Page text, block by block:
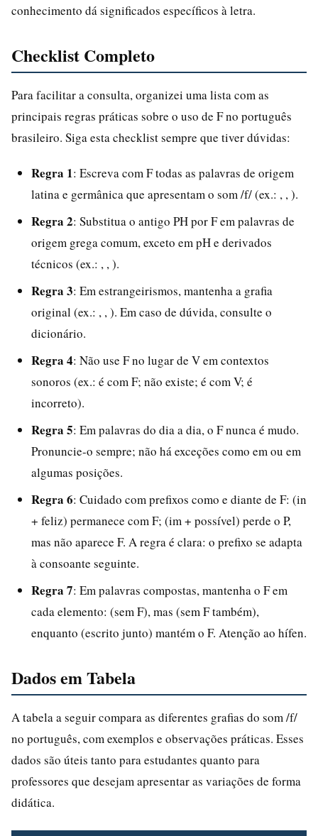
conhecimento dá significados específicos à letra.
Checklist Completo
Para facilitar a consulta, organizei uma lista com as
principais regras práticas sobre o uso de F no português
brasileiro. Siga esta checklist sempre que tiver dúvidas:
Regra 1: Escreva com F todas as palavras de origem
latina e germânica que apresentam o som /f/ (ex.: , , ).
Regra 2: Substitua o antigo PH por F em palavras de
origem grega comum, exceto em pH e derivados
técnicos (ex.: , , ).
Regra 3: Em estrangeirismos, mantenha a grafia
original (ex.: , , ). Em caso de dúvida, consulte o
dicionário.
Regra 4: Não use F no lugar de V em contextos
sonoros (ex.: é com F; não existe; é com V; é
incorreto).
Regra 5: Em palavras do dia a dia, o F nunca é mudo.
Pronuncie-o sempre; não há exceções como em ou em
algumas posições.
Regra 6: Cuidado com prefixos como e diante de F: (in
+ feliz) permanece com F; (im + possível) perde o P,
mas não aparece F. A regra é clara: o prefixo se adapta
à consoante seguinte.
Regra 7: Em palavras compostas, mantenha o F em
cada elemento: (sem F), mas (sem F também),
enquanto (escrito junto) mantém o F. Atenção ao hífen.
Dados em Tabela
A tabela a seguir compara as diferentes grafias do som /f/
no português, com exemplos e observações práticas. Esses
dados são úteis tanto para estudantes quanto para
professores que desejam apresentar as variações de forma
didática.